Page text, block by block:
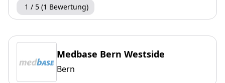
1 / 5 (1 Bewertung)
Medbase Bern Westside
Bern